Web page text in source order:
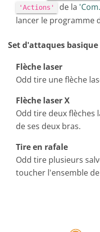
'Actions' de la
lancer le programme
Set d'attaques basique
Flèche laser
Odd tire une flèche
Flèche laser X
Odd tire deux flèches
de ses deux bras.
Tire en rafale
Odd tire plusieurs
toucher l'ensemble